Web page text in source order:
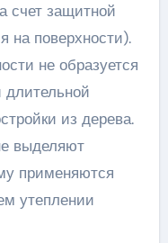
счет защитной
на поверхности).
не образуется
из дерева.
выделяют
применяются
утеплении